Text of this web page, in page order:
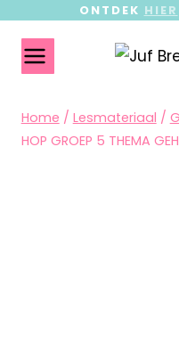
ONTDEK HIER
Home / Lesmateriaal /
HOP GROEP 5 THEMA